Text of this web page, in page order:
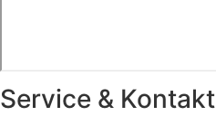
Service & Kontakt